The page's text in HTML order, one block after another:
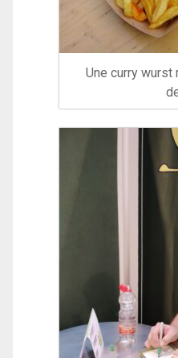
Une curry wurst